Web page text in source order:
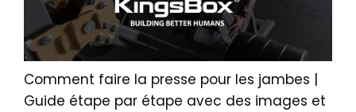
Comment faire la presse pour les jambes |
Guide étape par étape avec des images et